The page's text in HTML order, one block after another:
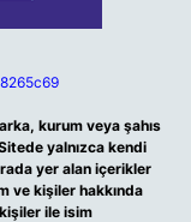
kurum veya şahıs
yalnızca kendi
yer alan içerikler
ve kişiler hakkında
ile isim